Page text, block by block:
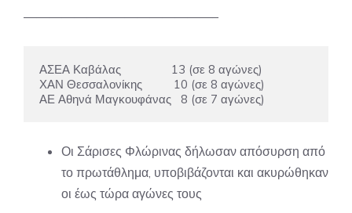
———————————————–
ΑΣΕΑ Καβάλας                13 (σε 8 αγώνες)
ΧΑΝ Θεσσαλονίκης          10 (σε 8 αγώνες)
ΑΕ Αθηνά Μαγκουφάνας   8 (σε 7 αγώνες)
Οι Σάρισες Φλώρινας δήλωσαν απόσυρση από
το πρωτάθλημα, υποβιβάζονται και ακυρώθηκαν
οι έως τώρα αγώνες τους